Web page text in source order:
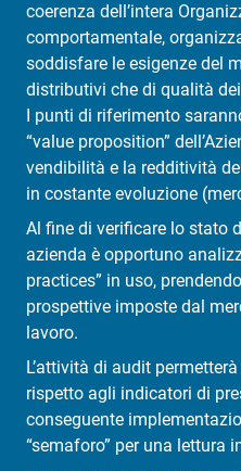
coerenza dell’intera
comportamentale,
soddisfare le esigenze del
distributivi che di qualità
I punti di riferimento
“value proposition”
vendibilità e la redditività
in costante evoluzione
Al fine di verificare lo stato
azienda è opportuno
practices” in uso,
prospettive imposte dal
lavoro.
L’attività di audit
rispetto agli indicatori di
conseguente
“semaforo” per una lettura